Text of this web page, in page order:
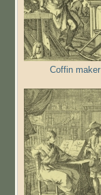
Coffin maker